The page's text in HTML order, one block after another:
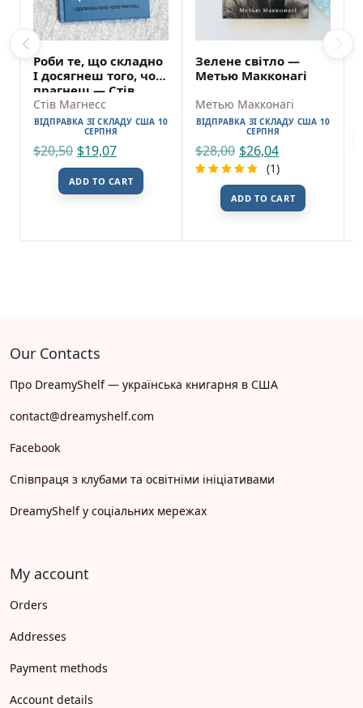
Роби те, що складно
І досягнеш того, чого
прагнеш — Стів
Магнесс
Стів Магнесс
ВІДПРАВКА ЗІ СКЛАДУ США 10
СЕРПНЯ
$20,50 $19,07
ADD TO CART
Зелене світло —
Метью Макконагі
Метью Макконагі
ВІДПРАВКА ЗІ СКЛАДУ США 10
СЕРПНЯ
$28,00 $26,04
5.00 out
rating
(1)
ADD TO CART
Our Contacts
Про DreamyShelf — українська книгарня в США
contact@dreamyshelf.com
Facebook
Співпраця з клубами та освітніми ініціативами
DreamyShelf у соціальних мережах
My account
Orders
Addresses
Payment methods
Account details